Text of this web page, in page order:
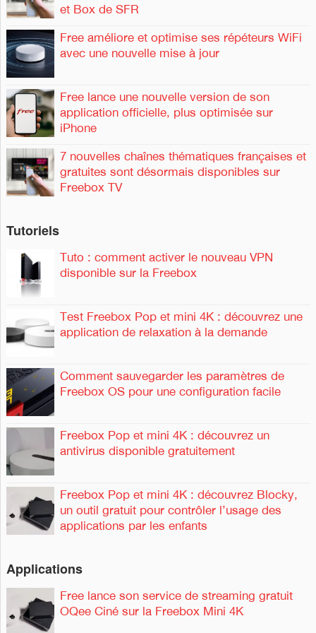
:
et Box de SFR
Free améliore et optimise ses répéteurs WiFi
avec une nouvelle mise à jour
Free lance une nouvelle version de son
application officielle, plus optimisée sur
iPhone
7 nouvelles chaînes thématiques françaises et
gratuites sont désormais disponibles sur
Freebox TV
Tutoriels
Tuto : comment activer le nouveau VPN
disponible sur la Freebox
Test Freebox Pop et mini 4K : découvrez une
application de relaxation à la demande
Comment sauvegarder les paramètres de
Freebox OS pour une configuration facile
Freebox Pop et mini 4K : découvrez un
antivirus disponible gratuitement
Freebox Pop et mini 4K : découvrez Blocky,
un outil gratuit pour contrôler l’usage des
applications par les enfants
Applications
Free lance son service de streaming gratuit
OQee Ciné sur la Freebox Mini 4K